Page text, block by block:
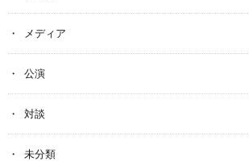
メディア
公演
対談
未分類